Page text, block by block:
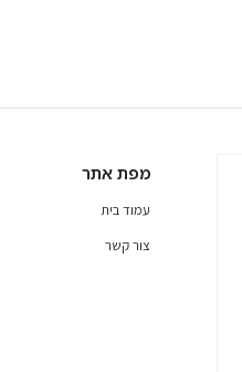
מפת אתר
עמוד בית
צור קשר